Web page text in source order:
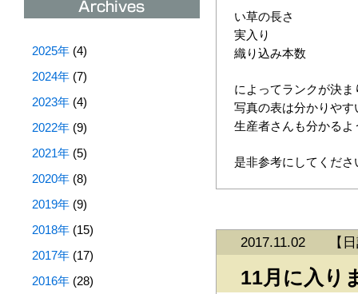
2025年 (4)
2024年 (7)
2023年 (4)
2022年 (9)
2021年 (5)
2020年 (8)
2019年 (9)
2018年 (15)
2017年 (17)
2016年 (28)
い草の長さ
実入り
織り込み本数
によってランクが決ま
写真の表は分かりやす
生産者さんも分かる
是非参考にしてくださ
2017.11.02 【
11月に入り